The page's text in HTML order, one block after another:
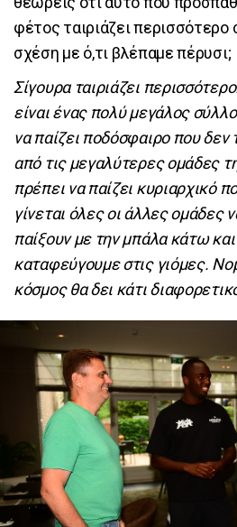
φέτος ταιριάζει
σχέση με ό,τι βλέπαμε πέρυσι;
Σίγουρα ταιριάζει
είναι ένας πολύ μεγάλος
να παίζει ποδόσφαιρο που δεν
από τις μεγαλύτερες ομάδες
πρέπει να παίζει κυριαρχικό
γίνεται όλες οι άλλες ομάδες
παίξουν με την μπάλα κάτω και
καταφεύγουμε στις γιόμες.
κόσμος θα δει κάτι